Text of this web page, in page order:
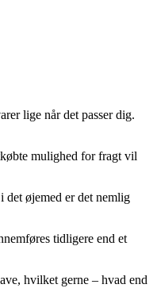
lige når det passer dig.
mulighed for fragt vil
det øjemed er det nemlig
tidligere end et
hvilket gerne – hvad end